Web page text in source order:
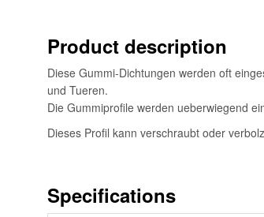
Product description
Diese Gummi-Dichtungen werden oft
und Tueren.
Die Gummiprofile werden ueberwiegend
Dieses Profil kann verschraubt oder
Specifications